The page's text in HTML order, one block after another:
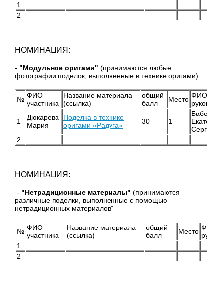
1
2
НОМИНАЦИЯ:
- "Модульное оригами" (принимаются любые
фотографии поделок, выполненные в технике оригами)
№ ФИО
участника
Название материала
(ссылка)
общий
балл
Место ФИО
1
Дюкарева
Мария
Поделка в технике
оригами «Радуга»
30 1
Бабенко
2
НОМИНАЦИЯ:
- "Нетрадиционные материалы" (принимаются
различные поделки, выполненные с помощью
нетрадиционных материалов"
№ ФИО
участника
Название материала
(ссылка)
общий
балл
Место ФИО
1
2